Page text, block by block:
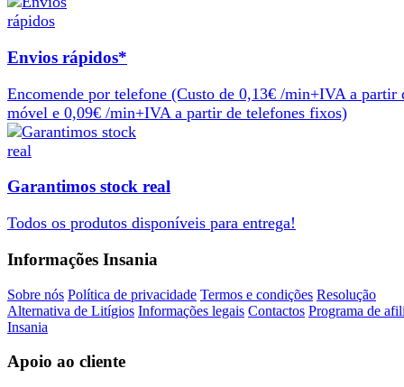
Envios rápidos*
Encomende por telefone (Custo de 0,13€ /min+IVA a partir
móvel e 0,09€ /min+IVA a partir de telefones fixos)
Garantimos stock real
Todos os produtos disponíveis para entrega!
Informações Insania
Sobre nós Política de privacidade Termos e condições Resolução
Alternativa de Litígios Informações legais Contactos Programa de
Insania
Apoio ao cliente